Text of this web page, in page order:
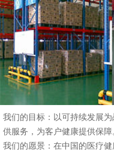
我们的目标：以可持续发展
供服务，为客户健康提供保障
我们的愿景：在中国的医疗